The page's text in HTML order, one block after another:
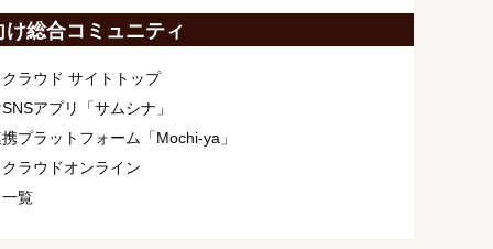
け総合コミュニティ
ラウド サイトトップ
アプリ「サムシナ」
プラットフォーム「Mochi-ya」
ラウドオンライン
覧